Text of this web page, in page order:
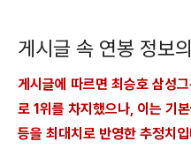
게시글 속 연봉 정보
게시글에 따르면 최승호 삼성
로 1위를 차지했으나, 이는 기
등을 최대치로 반영한 추정치